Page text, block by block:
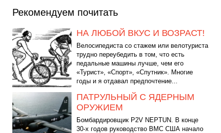
Рекомендуем почитать
НА ЛЮБОЙ ВКУС И ВОЗРАСТ!
Велосипедиста со стажем или велотуриста
трудно переубедить в том, что есть
педальные машины лучше, чем его
«Турист», «Спорт», «Спутник». Многие
годы и я отдавал предпочтение...
ПАТРУЛЬНЫЙ С ЯДЕРНЫМ
ОРУЖИЕМ
Бомбардировщик P2V NEPTUN. В конце
30-х годов руководство ВМС США начало